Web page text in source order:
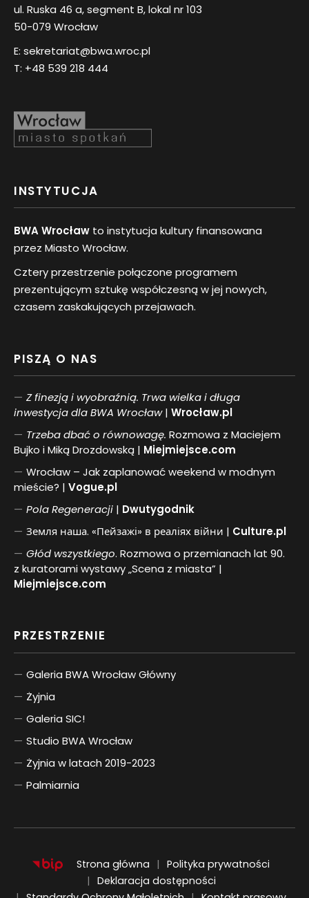
ul. Ruska 46 a, segment B, lokal nr 103
50-079 Wrocław
E: sekretariat@bwa.wroc.pl
T: +48 539 218 444
INSTYTUCJA
BWA Wrocław to instytucja kultury finansowana
przez Miasto Wrocław.
Cztery przestrzenie połączone programem
prezentującym sztukę współczesną w jej nowych,
czasem zaskakujących przejawach.
PISZĄ O NAS
Z finezją i wyobraźnią. Trwa wielka i długa
inwestycja dla BWA Wrocław| Wrocław.pl
Trzeba dbać o równowagę. Rozmowa z Maciejem
Bujko i Miką Drozdowską | Miejmiejsce.com
Wrocław – Jak zaplanować weekend w modnym
mieście? | Vogue.pl
PolaRegeneracji | Dwutygodnik
Земля наша. «Пейзажі» в реаліях війни | Culture.pl
Głód wszystkiego. Rozmowa o przemianach lat 90.
z kuratorami wystawy „Scena z miasta” |
Miejmiejsce.com
PRZESTRZENIE
Galeria BWA Wrocław Główny
Żyjnia
Galeria SIC!
Studio BWA Wrocław
Żyjnia w latach 2019-2023
Palmiarnia
Strona główna
Polityka prywatności
Deklaracja dostępności